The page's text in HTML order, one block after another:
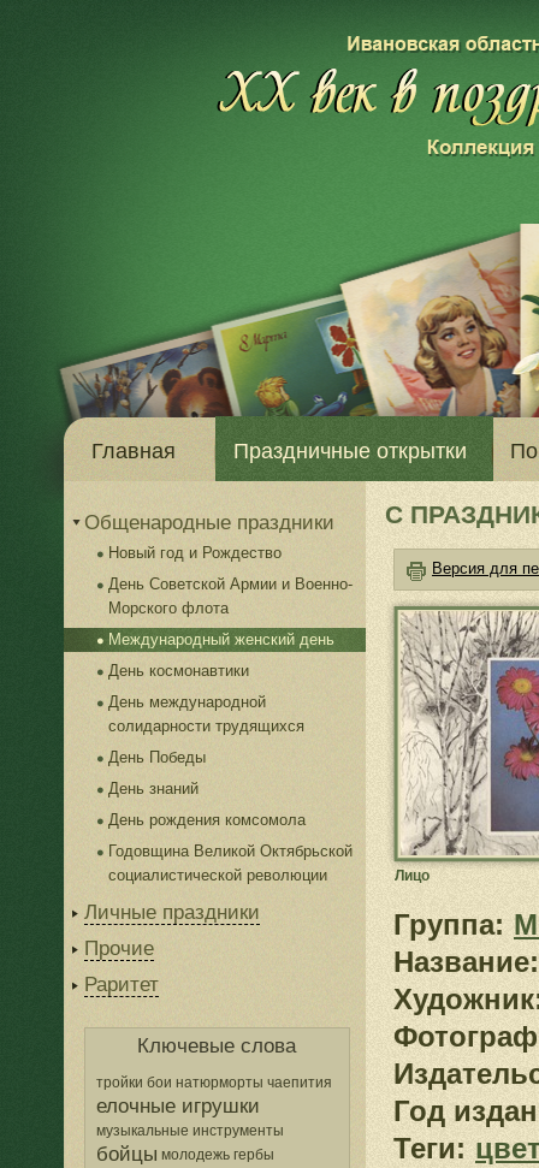
Главная Праздничные открытки
Общенародные праздники
Новый год и Рождество
День Советской Армии и Военно-
Морского флота
Международный женский день
День космонавтики
День международной
солидарности трудящихся
День Победы
День знаний
День рождения комсомола
Годовщина Великой Октябрьской
социалистической революции
Личные праздники
Прочие
Раритет
Ключевые слова
тройки бои натюрморты чаепития
елочные игрушки
музыкальные инструменты
бойцы молодежь гербы
С
Версия для
Лицо
Группа:
Название:
Год
Теги: